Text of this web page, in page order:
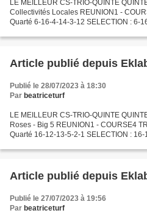
LE MEILLEUR CS-TRIO-QUINTE
Collectivités Locales REUNION1 -
Quarté 6-16-4-14-3-12 SELECTION : 6-
CORRESPONDANT...
Article publié
Publié le 28/07/2023 à 18:30
Par beatriceturf
LE MEILLEUR CS-TRIO-QUINTE
Roses - Big 5 REUNION1 - COURSE4
Quarté 16-12-13-5-2-1 SELECTION :
CORRESPONDANT...
Article publié
Publié le 27/07/2023 à 19:56
Par beatriceturf